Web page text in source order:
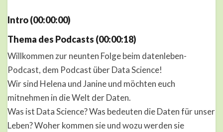
Intro (00:00:00)
Thema des Podcasts (00:00:18)
Willkommen zur neunten Folge beim datenleben-
Podcast, dem Podcast über Data Science!
Wir sind Helena und Janine und möchten euch
mitnehmen in die Welt der Daten.
Was ist Data Science? Was bedeuten die Daten für unser
Leben? Woher kommen sie und wozu werden sie